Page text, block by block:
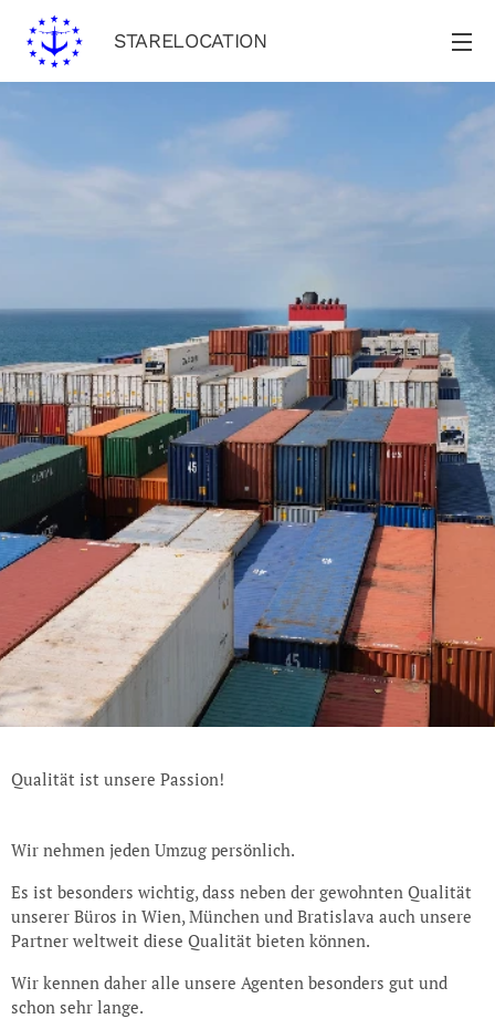
STARELOCATION
Qualität ist unsere Passion!
Wir nehmen jeden Umzug persönlich.
Es ist besonders wichtig, dass neben der gewohnten Qualität
unserer Büros in Wien, München und Bratislava auch unsere
Partner weltweit diese Qualität bieten können.
Wir kennen daher alle unsere Agenten besonders gut und
schon sehr lange.